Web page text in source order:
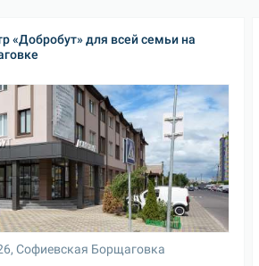
«Добробут» для всей семьи на
Софиевская Борщаговка